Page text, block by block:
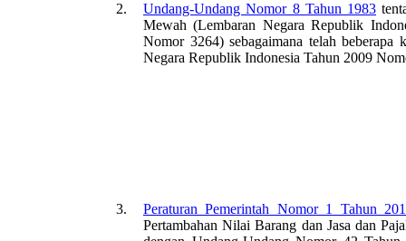
2. Undang-Undang Nomor 8 Tahun 1983
Mewah (Lembaran Negara Republik
Nomor 3264) sebagaimana telah
Negara Republik Indonesia Tahun 2009
3.
Peraturan Pemerintah Nomor 1 Tahun
Pertambahan Nilai Barang dan Jasa dan